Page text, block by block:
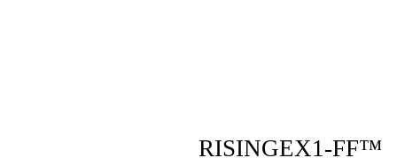
RISINGEX1-FF™